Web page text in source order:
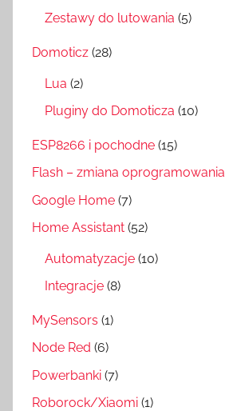
Zestawy do lutowania (5)
Domoticz (28)
Lua (2)
Pluginy do Domoticza (10)
ESP8266 i pochodne (15)
Flash – zmiana oprogramowania
Google Home (7)
Home Assistant (52)
Automatyzacje (10)
Integracje (8)
MySensors (1)
Node Red (6)
Powerbanki (7)
Roborock/Xiaomi (1)